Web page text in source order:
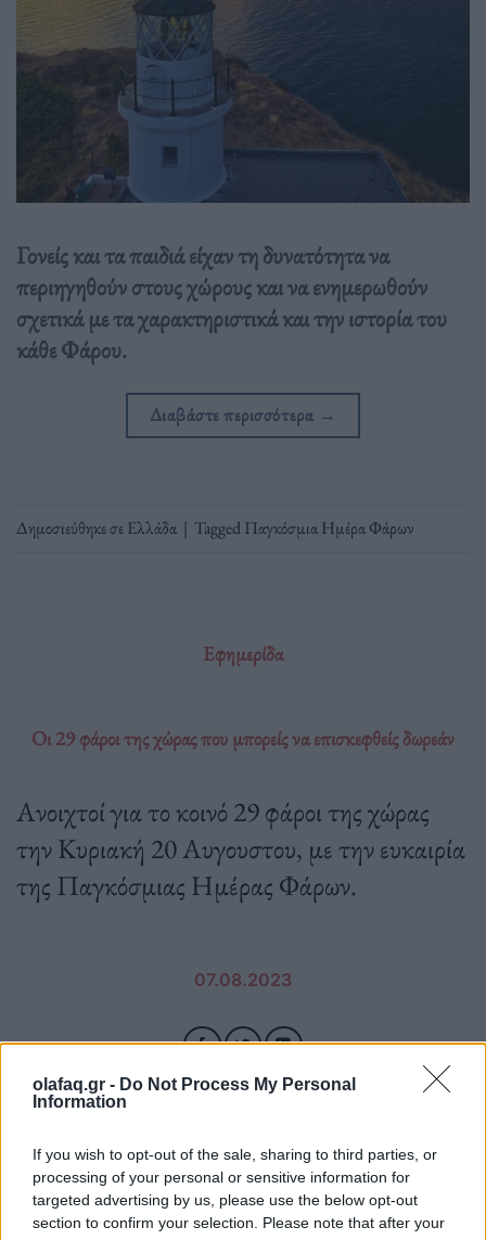
olafaq.gr - Do Not Process My Personal
Information
If you wish to opt-out of the sale, sharing to third parties, or
processing of your personal or sensitive information for
targeted advertising by us, please use the below opt-out
section to confirm your selection. Please note that after your
Γονείς και τα παιδιά είχαν τη δυνατότητα να
περιηγηθούν στους χώρους και να ενημερωθούν
σχετικά με τα χαρακτηριστικά και την ιστορία του
κάθε Φάρου.
Διαβάστε περισσότερα →
Δημοσιεύθηκε σεΕλλάδα | TaggedΠαγκόσμια Ημέρα Φάρων
Εφημερίδα
Οι 29 φάροι της χώρας που μπορείς να επισκεφθείς δωρεάν
Ανοιχτοί για το κοινό 29 φάροι της χώρας
την Κυριακή 20 Αυγουστου, με την ευκαιρία
της Παγκόσμιας Ημέρας Φάρων.
07.08.2023